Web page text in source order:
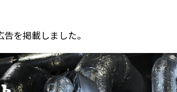
を掲載しました。